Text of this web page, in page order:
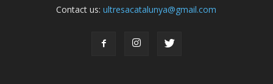
Contact us:ultresacatalunya@gmail.com